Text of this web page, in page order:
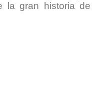
la gran historia de